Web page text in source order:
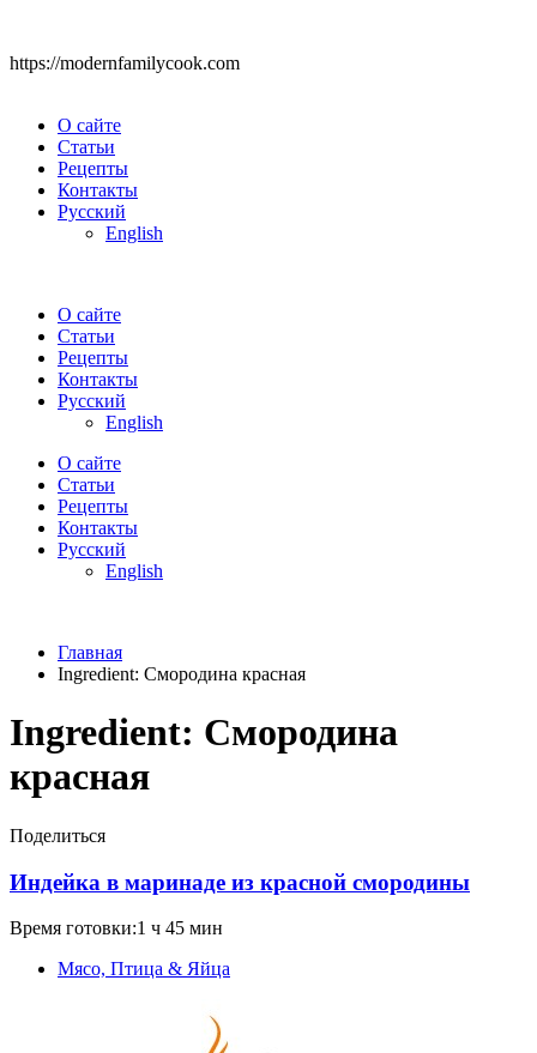
https://modernfamilycook.com
О сайте
Статьи
Рецепты
Контакты
Русский
English
О сайте
Статьи
Рецепты
Контакты
Русский
English
О сайте
Статьи
Рецепты
Контакты
Русский
English
Главная
Ingredient: Смородина красная
Ingredient: Смородина
красная
Поделиться
Индейка в маринаде из красной смородины
Время готовки:1 ч 45 мин
Мясо, Птица & Яйца